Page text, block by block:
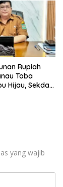
Rupiah
Toba
Hijau, Sekda
yang wajib